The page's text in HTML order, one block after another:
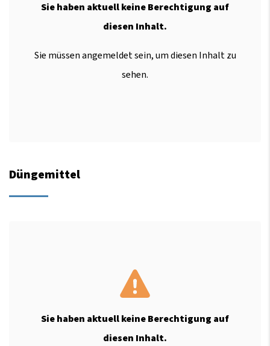
Sie haben aktuell keine Berechtigung auf
diesen Inhalt.
Sie müssen angemeldet sein, um diesen Inhalt zu
sehen.
Düngemittel
Sie haben aktuell keine Berechtigung auf
diesen Inhalt.